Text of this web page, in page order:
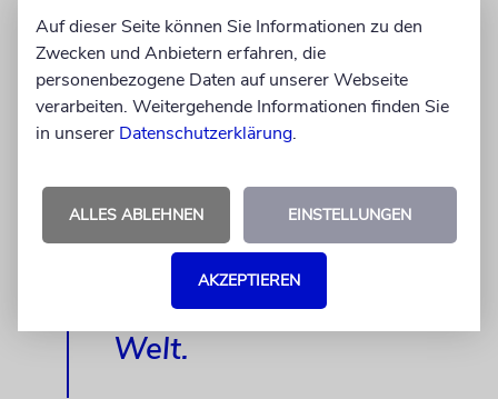
Hintergrund des jeweiligen Feiertages.
Unter Tradition
verstehe ich nicht das
strikte Befolgen von
Regeln oder Bräuchen,
sondern ein bestimmtes
Verortetsein in der
Welt.
Auf dieser Seite können Sie Informationen zu den
Zwecken und Anbietern erfahren, die
personenbezogene Daten auf unserer Webseite
verarbeiten. Weitergehende Informationen finden Sie
in unserer Datenschutzerklärung.
ALLES ABLEHNEN EINSTELLUNGEN
AKZEPTIEREN